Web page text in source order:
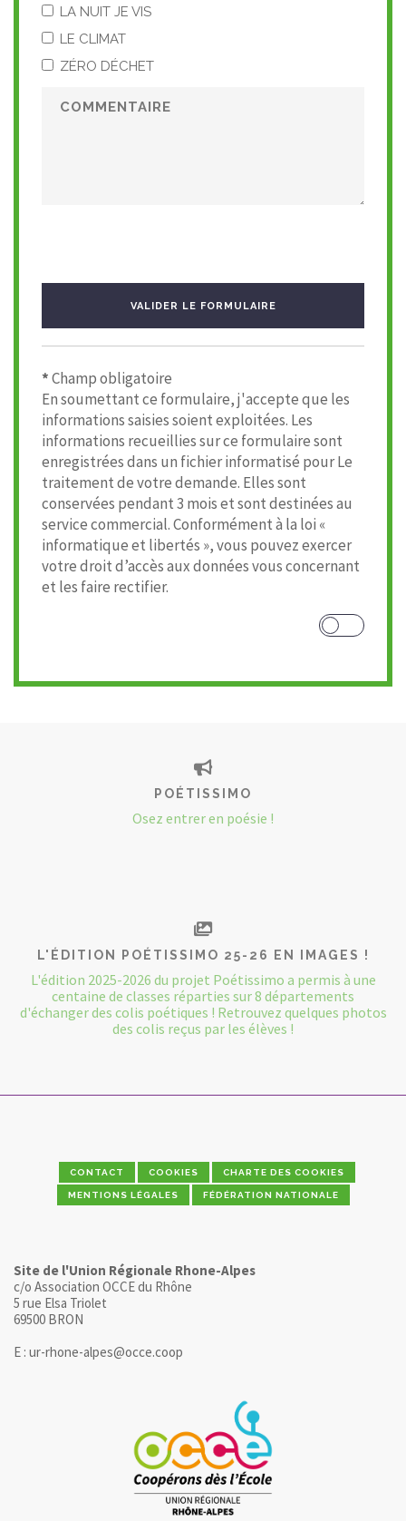
LA NUIT JE VIS
LE CLIMAT
ZÉRO DÉCHET
VALIDER LE FORMULAIRE
*Champ obligatoire
En soumettant ce formulaire, j'accepte que les
informations saisies soient exploitées. Les
informations recueillies sur ce formulaire sont
enregistrées dans un fichier informatisé pour Le
traitement de votre demande. Elles sont
conservées pendant 3 mois et sont destinées au
service commercial. Conformément à la loi «
informatique et libertés », vous pouvez exercer
votre droit d’accès aux données vous concernant
et les faire rectifier.
POÉTISSIMO
Osez entrer en poésie !
L'ÉDITION POÉTISSIMO 25-26 EN IMAGES !
L'édition 2025-2026 du projet Poétissimo a permis à une
centaine de classes réparties sur 8 départements
d'échanger des colis poétiques ! Retrouvez quelques photos
des colis reçus par les élèves !
CONTACT COOKIES CHARTE DES COOKIES
MENTIONS LÉGALES FÉDÉRATION NATIONALE
Site de l'Union Régionale Rhone-Alpes
c/o Association OCCE du Rhône
5 rue Elsa Triolet
69500 BRON
E : ur-rhone-alpes@occe.coop